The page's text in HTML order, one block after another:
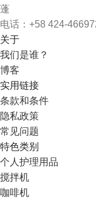
蓬
电话：+58 424-
关于
我们是谁？
博客
实用链接
条款和条件
隐私政策
常见问题
特色类别
个人护理用品
搅拌机
咖啡机